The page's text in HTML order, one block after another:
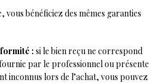
vous bénéficiez des mêmes garanties
: si le bien reçu ne correspond
par le professionnel ou présente
inconnus lors de l’achat, vous pouvez